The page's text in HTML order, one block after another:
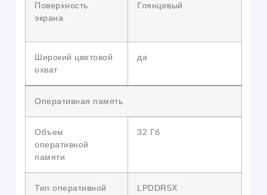
Поверхность
экрана
Глянцевый
Широкий цветовой
охват
да
Оперативная память
Объем
оперативной
памяти
32 Гб
Тип оперативной
LPDDR5X